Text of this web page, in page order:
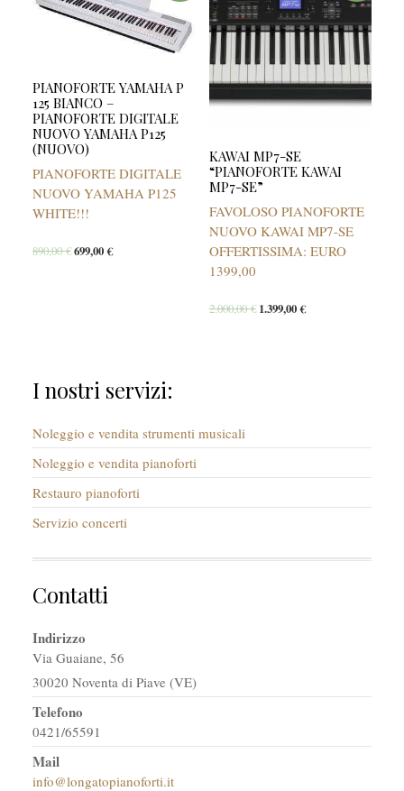
PIANOFORTE YAMAHA P
125 BIANCO –
PIANOFORTE DIGITALE
NUOVO YAMAHA P125
(NUOVO)
PIANOFORTE DIGITALE
NUOVO YAMAHA P125
WHITE!!!
890,00€699,00€
KAWAI MP7-SE
“PIANOFORTE KAWAI
MP7-SE”
FAVOLOSO PIANOFORTE
NUOVO KAWAI MP7-SE
OFFERTISSIMA: EURO
1399,00
2.000,00€ 1.399,00€
I nostri servizi:
Noleggio e vendita strumenti musicali
Noleggio e vendita pianoforti
Restauro pianoforti
Servizio concerti
Contatti
Indirizzo
Via Guaiane, 56
30020 Noventa di Piave (VE)
Telefono
0421/65591
Mail
info@longatopianoforti.it